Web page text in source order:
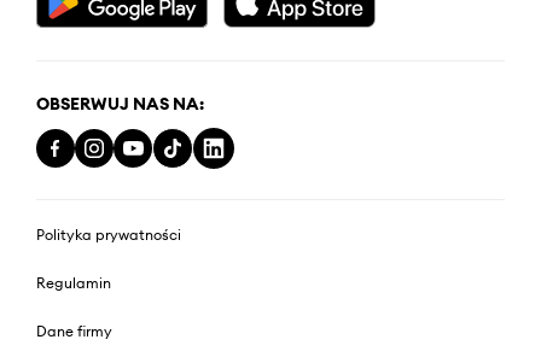
OBSERWUJ NAS NA:
Polityka prywatności
Regulamin
Dane firmy